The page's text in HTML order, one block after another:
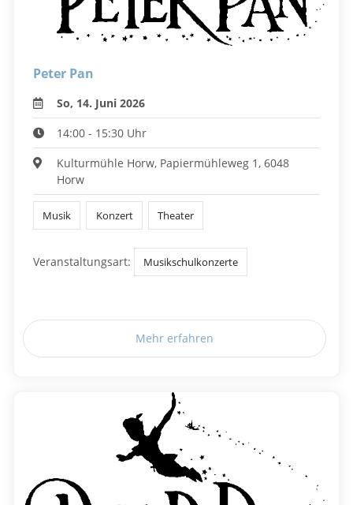
Peter Pan
So, 14. Juni 2026
14:00 - 15:30 Uhr
Kulturmühle Horw, Papiermühleweg 1, 6048
Horw
Musik Konzert Theater
Veranstaltungsart: Musikschulkonzerte
Mehr erfahren